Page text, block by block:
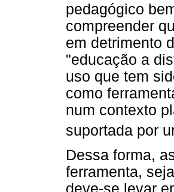
pedagógico
compreender
em detrimento
"educação a
uso que tem
como
num contexto
suportada por
Dessa forma,
ferramenta,